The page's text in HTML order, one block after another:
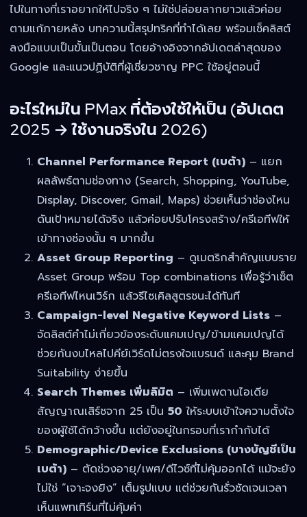
ไปในทางที่เราอยากให้ไปจริง ๆ ไม่ใช่ปล่อยลากยาวแล้วค่อย
ตามแก้ภายหลัง บทความนี้สรุปทริคที่ทำได้เลย พร้อมเช็คลิสต์
ลงมือแบบเป็นขั้นเป็นตอน โดยอ้างอิงจากอัปเดตล่าสุดของ
Google และแนวปฏิบัติที่ผู้เชี่ยวชาญ PPC ใช้อยู่ตอนนี้
อะไรใหม่ใน PMax ที่ต้องใช้ให้เป็น (อัปเดต
2025 → ใช้งานจริงใน 2026)
Channel Performance Report (เบต้า) – แยก
ผลลัพธ์ตามช่องทาง (Search, Shopping, YouTube,
Display, Discover, Gmail, Maps) ช่วยเห็นว่าช่องไหน
ดันเป้าหมายได้จริง แล้วค่อยปรับโครงสร้าง/ครีเอทีฟให้
เข้าทางช่องนั้น ๆ มากขึ้น
Asset Group Reporting – ดูเมตริกสำคัญแบบราย
Asset Group พร้อม Top combinations เพื่อรู้ว่าเซ็ต
ครีเอทีฟไหนเวิร์ก แล้วรีไซเคิลสูตรชนะได้ทันที
Campaign-level Negative Keyword Lists –
จัดลิสต์คำไม่เกี่ยวข้องระดับแคมเปญ/ข้ามแคมเปญได้
ช่วยกันงบไหลไปคีย์เวิร์ดไม่ตรงใจแบรนด์ และคุม Brand
Suitability ง่ายขึ้น
Search Themes เพิ่มลิมิต – เพิ่มเพดานไอเดีย
สัญญาณเสิร์ชจาก 25 เป็น 50 ให้ระบบเข้าใจความตั้งใจ
ของผู้ใช้ได้กว้างขึ้น แต่ยังอยู่ในกรอบที่เรากำกับได้
Demographic/Device Exclusions (บางบัญชีเป็น
เบต้า) – ตัดช่วงอายุ/เพศ/ดีไวซ์ที่ไม่คุ้มออกได้ แม้จะยัง
ไม่ใช่ “เจาะจงยิง” เต็มรูปแบบ แต่ช่วยกันรั่วชัดเจนเวลา
เห็นแพทเทิร์นที่ไม่คุ้มค่า